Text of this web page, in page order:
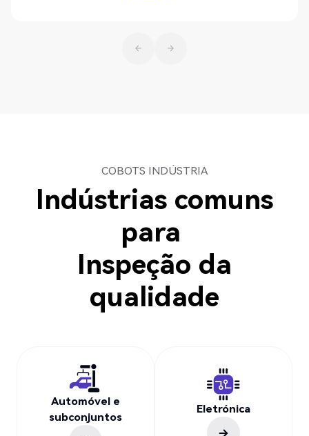
COBOTS INDÚSTRIA
Indústrias comuns
para
Inspeção da
qualidade
Automóvel e
subconjuntos
Eletrónica